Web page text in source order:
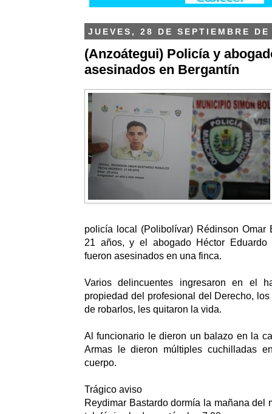
JUEVES, 28 DE SEPTIEMBRE
(Anzoátegui) Policía y
asesinados en Bergantín
policía local (Polibolívar) Rédinson Omar
21 años, y el abogado Héctor Eduardo
fueron asesinados en una finca.
Varios delincuentes ingresaron en el
propiedad del profesional del Derecho,
de robarlos, les quitaron la vida.
Al funcionario le dieron un balazo en la
Armas le dieron múltiples cuchilladas
cuerpo.
Trágico aviso
Reydimar Bastardo dormía la mañana del